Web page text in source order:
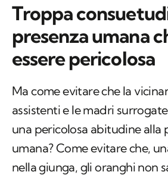
Troppa
presenza umana
essere pericolosa
Ma come evitare che la
assistenti e le madri
una pericolosa abitudine alla
umana? Come evitare che,
nella giunga, gli oranghi non